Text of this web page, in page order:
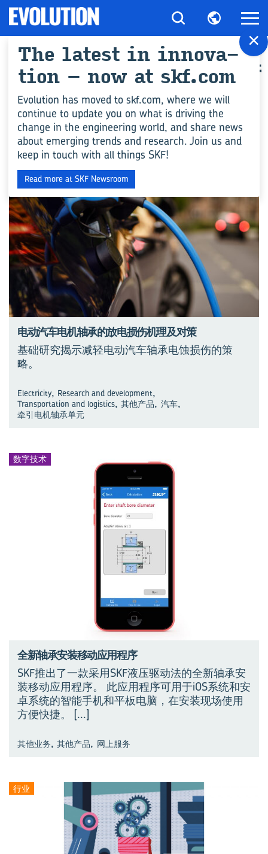
All art­icles for "其他产
品"
工程能力
电动汽车电机轴承的放电损伤机理及对策
基础研究揭示减轻电动汽车轴承电蚀损伤的策
略。
Electricity, Research and development,
Transportation and logistics, 其他产品, 汽车,
牵引电机轴承单元
数字技术
全新轴承安装移动应用程序
SKF推出了一款采用SKF液压驱动法的全新轴承安
装移动应用程序。 此应用程序可用于iOS系统和安
卓系统的智能手机和平板电脑，在安装现场使用
方便快捷。 [...]
其他业务, 其他产品, 网上服务
行业
×
The latest in in­nov­a­
tion – now at skf.com
Evolution has moved to skf.com, where we will
continue to update you on what is driving the
change in the engineering world, and share news
about emerging trends and research. Join us and
keep in touch with all things SKF!
Read more at SKF Newsroom